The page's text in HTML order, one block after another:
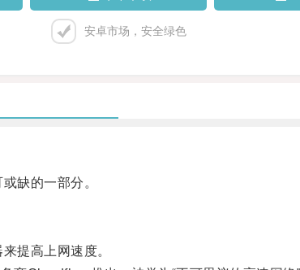
安卓市场，安全绿色
缺的一部分。
提高上网速度。